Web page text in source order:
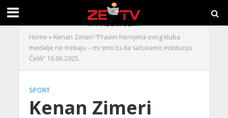
Home » Kenan Zimeri “Pravim herojima ovog kluba
medalje ne trebaju – mi smo tu da sačuvamo instituciju
Čelik“ 16.06.2025.
SPORT
Kenan Zimeri